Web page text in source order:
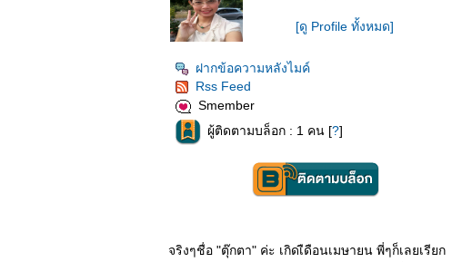
[ดู Profile ทั้งหมด]
ฝากข้อความหลังไมค์
Rss Feed
Smember
ผู้ติดตามบล็อก : 1 คน [?]
จริงๆชื่อ "ตุ๊กตา" ค่ะ เกิดเืดือนเมษายน พี่ๆก็เลยเรียก